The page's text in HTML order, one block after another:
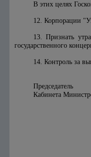
В этих целях
12. Корпорации
13. Признать
государственного
14. Контроль за
Председатель
Кабинета